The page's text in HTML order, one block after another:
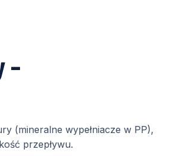
–
(mineralne wypełniacze w PP),
przepływu.